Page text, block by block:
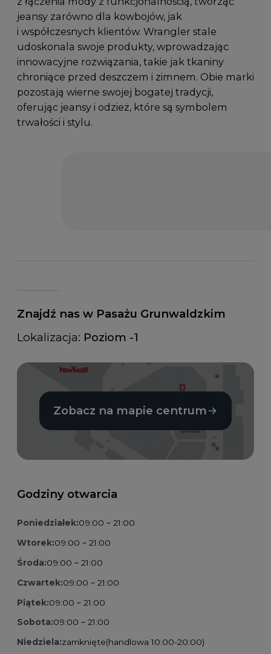
jeansy zarówno dla kowbojów, jak
i współczesnych klientów. Wrangler stale
udoskonala swoje produkty, wprowadzając
innowacyjne rozwiązania, takie jak tkaniny
chroniące przed deszczem i zimnem. Obie marki
pozostają wierne swojej bogatej tradycji,
oferując jeansy i odzież, które są symbolem
trwałości i stylu.
Znajdź nas w Pasażu Grunwaldzkim
Lokalizacja: Poziom -1
Zobacz na mapie centrum
Godziny otwarcia
Poniedziałek:09:00 – 21:00
Wtorek:09:00 – 21:00
Środa:09:00 – 21:00
Czwartek:09:00 – 21:00
Piątek:09:00 – 21:00
Sobota:09:00 – 21:00
Niedziela:zamknięte(handlowa 10:00-20:00)